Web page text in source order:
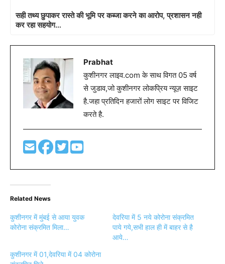
सही तथ्य छुपाकर रास्ते की भूमि पर कब्जा करने का आरोप, प्रशासन नही
कर रहा सहयोग…
Prabhat
कुशीनगर लाइव.com के साथ विगत 05 वर्ष
से जुडाव,जो कुशीनगर लोकप्रिय न्यूज़ साइट
है.जहा प्रतिदिन हजारों लोग साइट पर विजिट
करते है.
Related News
कुशीनगर में मुंबई से आया युवक
कोरोना संक्रमित मिला…
देवरिया में 5 नये कोरोना संक्रमित
पाये गये,सभी हाल ही में बाहर से है
आये…
कुशीनगर में 01,देवरिया में 04 कोरोना